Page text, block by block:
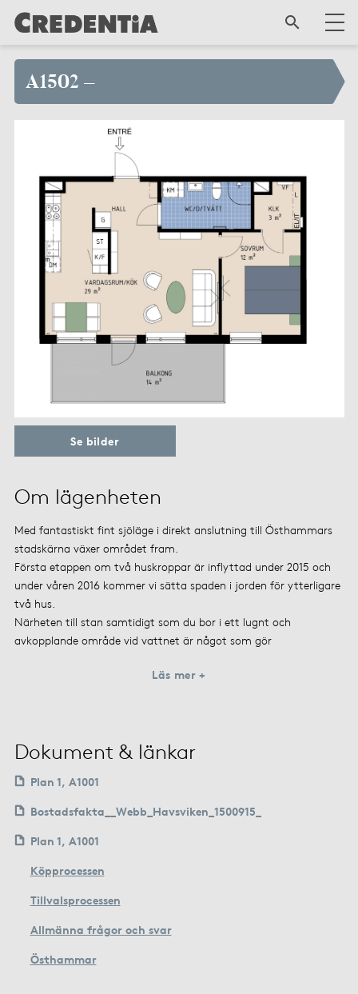
A1502 –
Om lägenheten
Med fantastiskt fint sjöläge i direkt anslutning till Östhammars
stadskärna växer området fram.
Första etappen om två huskroppar är inflyttad under 2015 och
under våren 2016 kommer vi sätta spaden i jorden för ytterligare
två hus.
Närheten till stan samtidigt som du bor i ett lugnt och
avkopplande område vid vattnet är något som gör
Läs mer +
Se bilder
Dokument & länkar
Plan 1, A1001
Bostadsfakta__Webb_Havsviken_1500915_
Plan 1, A1001
Köpprocessen
Tillvalsprocessen
Allmänna frågor och svar
Östhammar